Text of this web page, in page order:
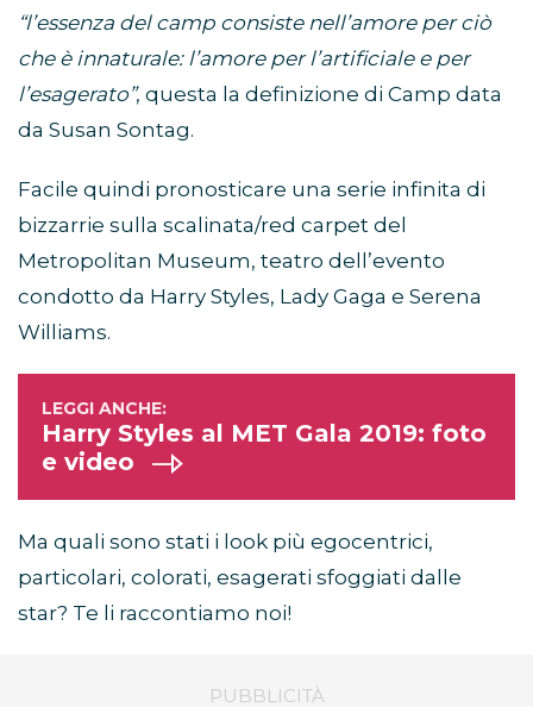
“l’essenza del camp consiste nell’amore per ciò
che è innaturale: l’amore per l’artificiale e per
l’esagerato”, questa la definizione di Camp data
da Susan Sontag.
Facile quindi pronosticare una serie infinita di
bizzarrie sulla scalinata/red carpet del
Metropolitan Museum, teatro dell’evento
condotto da Harry Styles, Lady Gaga e Serena
Williams.
Harry Styles al MET Gala 2019: foto
e video
Ma quali sono stati i look più egocentrici,
particolari, colorati, esagerati sfoggiati dalle
star? Te li raccontiamo noi!